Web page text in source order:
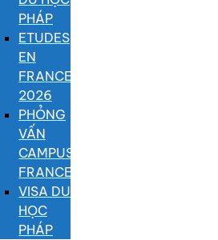
PHÁP
ETUDES
EN
FRANCE
2026
PHỎNG
VẤN
CAMPUS
FRANCE
VISA DU
HỌC
PHÁP